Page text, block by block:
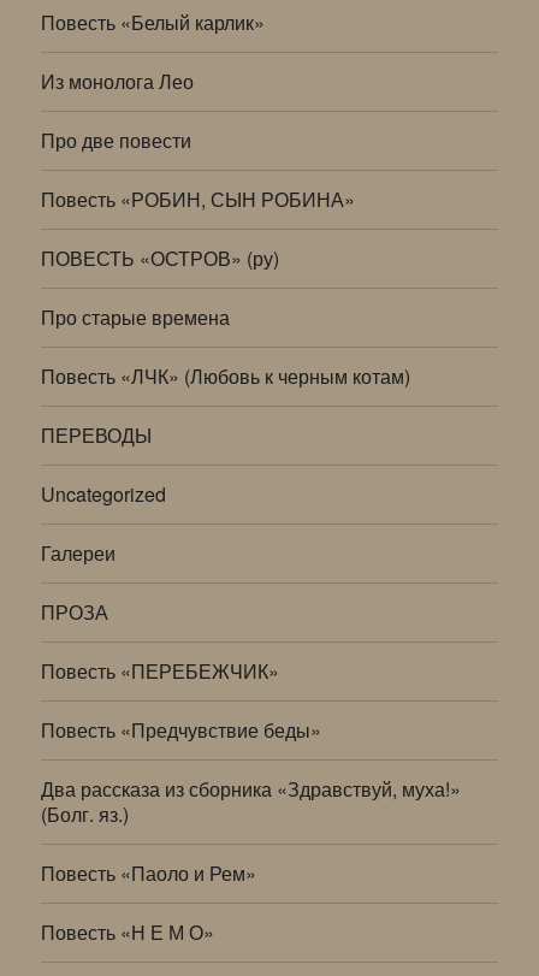
Повесть «Белый карлик»
Из монолога Лео
Про две повести
Повесть «РОБИН, СЫН РОБИНА»
ПОВЕСТЬ «ОСТРОВ» (ру)
Про старые времена
Повесть «ЛЧК» (Любовь к черным котам)
ПЕРЕВОДЫ
Uncategorized
Галереи
ПРОЗА
Повесть «ПЕРЕБЕЖЧИК»
Повесть «Предчувствие беды»
Два рассказа из сборника «Здравствуй, муха!»
(Болг. яз.)
Повесть «Паоло и Рем»
Повесть «Н Е М О»